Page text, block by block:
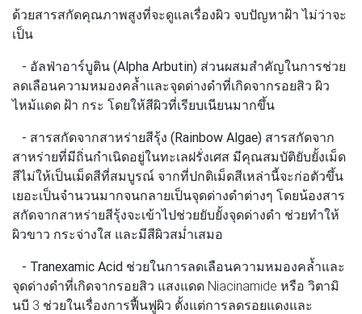
ด้วยสารสกัดคุณภาพสูงที่จะดูแลเรื่องผิว จบปัญหาฝ้า ไม่ว่าจะ
เป็น
- อัลฟ่าอาร์บูติน (Alpha Arbutin) ส่วนผสมสำคัญในการช่วย
ลดเลือนความหมองคล้ำและจุดด่างดำที่เกิดจากรอยสิว ผิว
ไหม้แดด ฝ้า กระ โดยให้สีผิวที่เรียบเนียนมากขึ้น
- สารสกัดจากสาหร่ายสีรุ้ง (Rainbow Algae) สารสกัดจาก
สาหร่ายที่มีถิ่นกำเนิดอยู่ในทะเลฝรั่งเศส มีคุณสมบัติยับยั้งเม็ด
สีไม่ให้เป็นเม็ดสีที่สมบูรณ์ จากที่ปกติเม็ดสีเหล่านี้จะก่อตัวขึ้น
เยอะเป็นจำนวนมากจนกลายเป็นจุดด่างดำต่างๆ โดยน้องสาร
สกัดจากสาหร่ายสีรุ้งจะเข้าไปช่วยยับยั้งจุดด่างดำ ช่วยทำให้
ผิวขาว กระจ่างใส และมีสีผิวสม่ำเสมอ
- Tranexamic Acid ช่วยในการลดเลือนความหมองคล้ำและ
จุดด่างดำที่เกิดจากรอยสิว แสงแดด Niacinamide หรือ วิตามิ
นบี 3 ช่วยในเรื่องการฟื้นฟูผิว ตั้งแต่การลดรอยแดงและ